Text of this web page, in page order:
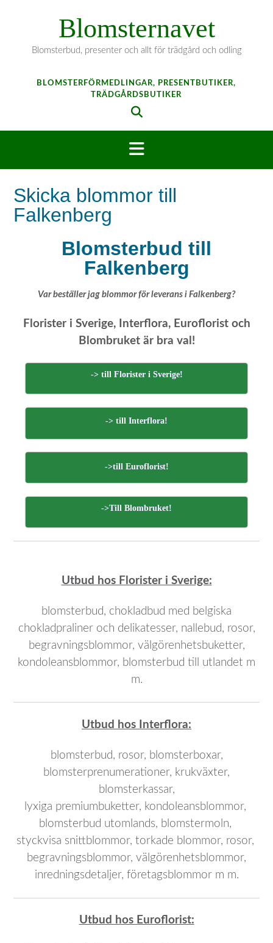
Blomsternavet
Blomsterbud, presenter och allt för trädgård och odling
BLOMSTERFÖRMEDLINGAR, PRESENTBUTIKER,
TRÄDGÅRDSBUTIKER
Skicka blommor till
Falkenberg
Blomsterbud till
Falkenberg
Var beställer jag blommor för leverans i Falkenberg?
Florister i Sverige, Interflora, Euroflorist och
Blombruket är bra val!
-> till Florister i Sverige!
-> till Interflora!
->till Euroflorist!
->Till Blombruket!
Utbud hos Florister i Sverige:
blomsterbud, chokladbud med belgiska
chokladpraliner och delikatesser, nallebud, rosor,
begravningsblommor, välgörenhetsbuketter,
kondoleansblommor, blomsterbud till utlandet m
m.
Utbud hos Interflora:
blomsterbud, rosor, blomsterboxar,
blomsterprenumerationer, krukväxter,
blomsterkassar,
lyxiga premiumbuketter, kondoleansblommor,
blomsterbud utomlands, blomstermoln,
styckvisa snittblommor, torkade blommor, rosor,
begravningsblommor, välgörenhetsblommor,
inredningsdetaljer, företagsblommor m m.
Utbud hos Euroflorist: